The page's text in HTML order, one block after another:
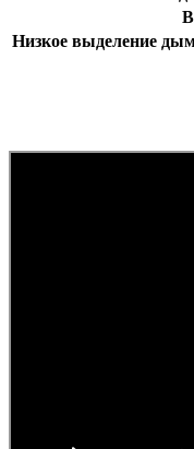
Низкое выделение